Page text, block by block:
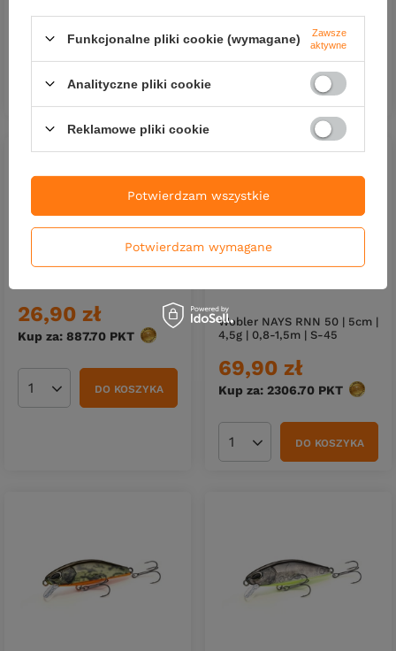
38,90 zł
Kup za: 1283.70PKTpunktów
Ilość produktówDO KOSZYKA
Ilość produktów
DO KOSZYKA
Wobler Siek Uklejka igła
26,90 zł
Kup za: 887.70 PKT punktów
Ilość produktówDO KOSZYKA
Wobler NAYS RNN 50 | 5cm |
4,5g | 0,8-1,5m | S-45
69,90 zł
Kup za: 2306.70 PKT
Ilość produktówDO KOSZYKA
Funkcjonalne pliki cookie (wymagane)
Zawsze
aktywne
Analityczne pliki cookie
Reklamowe pliki cookie
Potwierdzam wymagane
Potwierdzam wszystkie